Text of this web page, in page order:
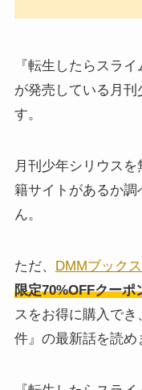
『転生したらスラ
が発売している月刊
す。
月刊少年シリウス
籍サイトがあるか
ん。
ただ、 DMMブックス
限定70%OFFクー
スをお得に購入 でき
件』の最新話を読め